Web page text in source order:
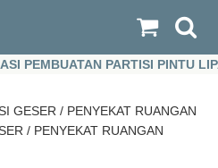
PEMBUATAN PARTISI PINTU LIPAT
GESER / PENYEKAT RUANGAN
/ PENYEKAT RUANGAN